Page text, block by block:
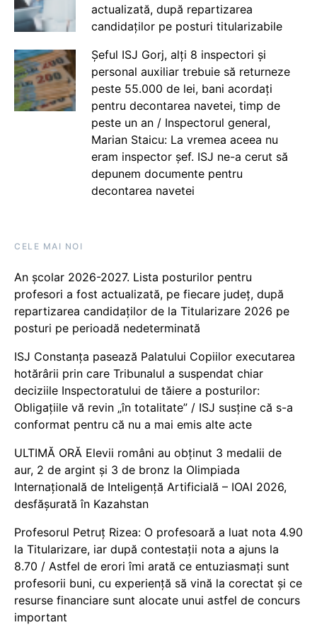
actualizată, după repartizarea
candidaților pe posturi titularizabile
Șeful ISJ Gorj, alți 8 inspectori și
personal auxiliar trebuie să returneze
peste 55.000 de lei, bani acordați
pentru decontarea navetei, timp de
peste un an / Inspectorul general,
Marian Staicu: La vremea aceea nu
eram inspector șef. ISJ ne-a cerut să
depunem documente pentru
decontarea navetei
CELE MAI NOI
An școlar 2026-2027. Lista posturilor pentru
profesori a fost actualizată, pe fiecare județ, după
repartizarea candidaților de la Titularizare 2026 pe
posturi pe perioadă nedeterminată
ISJ Constanța pasează Palatului Copiilor executarea
hotărârii prin care Tribunalul a suspendat chiar
deciziile Inspectoratului de tăiere a posturilor:
Obligațiile vă revin „în totalitate” / ISJ susține că s-a
conformat pentru că nu a mai emis alte acte
ULTIMĂ ORĂ Elevii români au obținut 3 medalii de
aur, 2 de argint și 3 de bronz la Olimpiada
Internațională de Inteligență Artificială – IOAI 2026,
desfășurată în Kazahstan
Profesorul Petruț Rizea: O profesoară a luat nota 4.90
la Titularizare, iar după contestații nota a ajuns la
8.70 / Astfel de erori îmi arată ce entuziasmați sunt
profesorii buni, cu experiență să vină la corectat și ce
resurse financiare sunt alocate unui astfel de concurs
important